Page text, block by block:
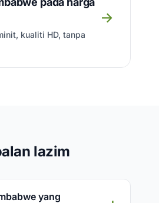
kualiti HD, tanpa
→
lazim
yang